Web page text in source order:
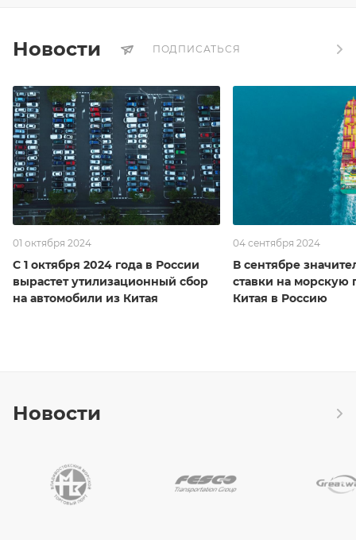
Новости ПОДПИСАТЬСЯ
01 октября 2024
С 1 октября 2024 года в России
вырастет утилизационный сбор
на автомобили из Китая
04 сентября 2024
В сентябре
ставки на морскую
Китая в Россию
Новости